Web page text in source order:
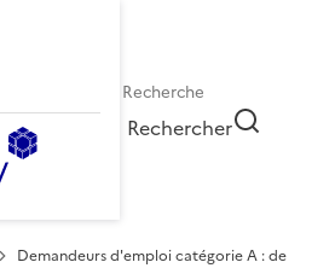
Rechercher
Demandeurs d'emploi catégorie A : de